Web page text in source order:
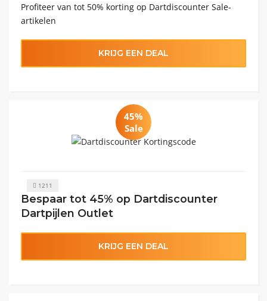
Profiteer van tot 50% korting op Dartdiscounter Sale-
artikelen
KRIJG EEN DEAL
45%
Sale
1211
Bespaar tot 45% op Dartdiscounter
Dartpijlen Outlet
KRIJG EEN DEAL